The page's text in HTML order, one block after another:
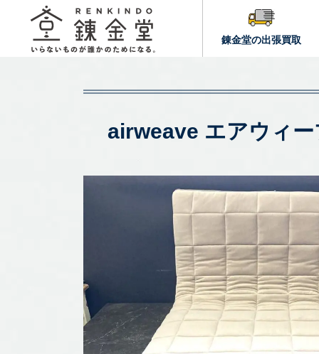
錬金堂の出張買取
airweave エアウィ